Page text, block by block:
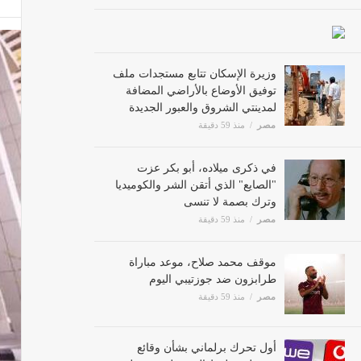
وزيرة الإسكان تتابع مستجدات ملف
توفيق الأوضاع بالأراضي المضافة
لمدينتي الشروق والعبور الجديدة
مصر منذ 59 دقيقة
في ذكرى ميلاده، أبو بكر عزت
"الصايع" الذي أتقن الشر والكوميديا
وترك بصمة لا تنسى
مصر منذ 59 دقيقة
طرابزون ضد جوزتيبي اليوم
منذ 59 دقيقة
أول تحرك برلماني بشأن وقائع
تسجيل خطوط المحمول دون علم